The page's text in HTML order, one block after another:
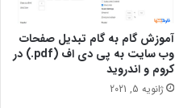
آموزش گام به گام تبدیل صفحات
وب سایت به پی دی اف (pdf.) در
کروم و اندروید
ژانویه 5, 2021